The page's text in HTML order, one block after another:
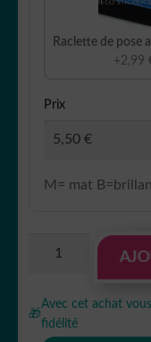
Raclette de pose
+2,99
Prix
M= mat
autocollant
tailles
🎁
Avec cet achat
fidélité